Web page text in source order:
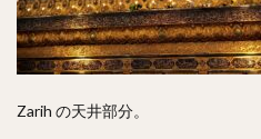
Zarih の天井部分。